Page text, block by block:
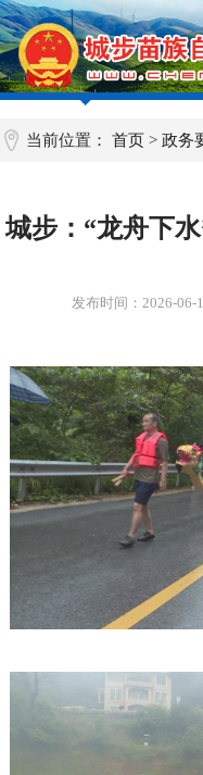
当前位置：首页 >政务
城步：“龙舟下
发布时间： 2026-06-